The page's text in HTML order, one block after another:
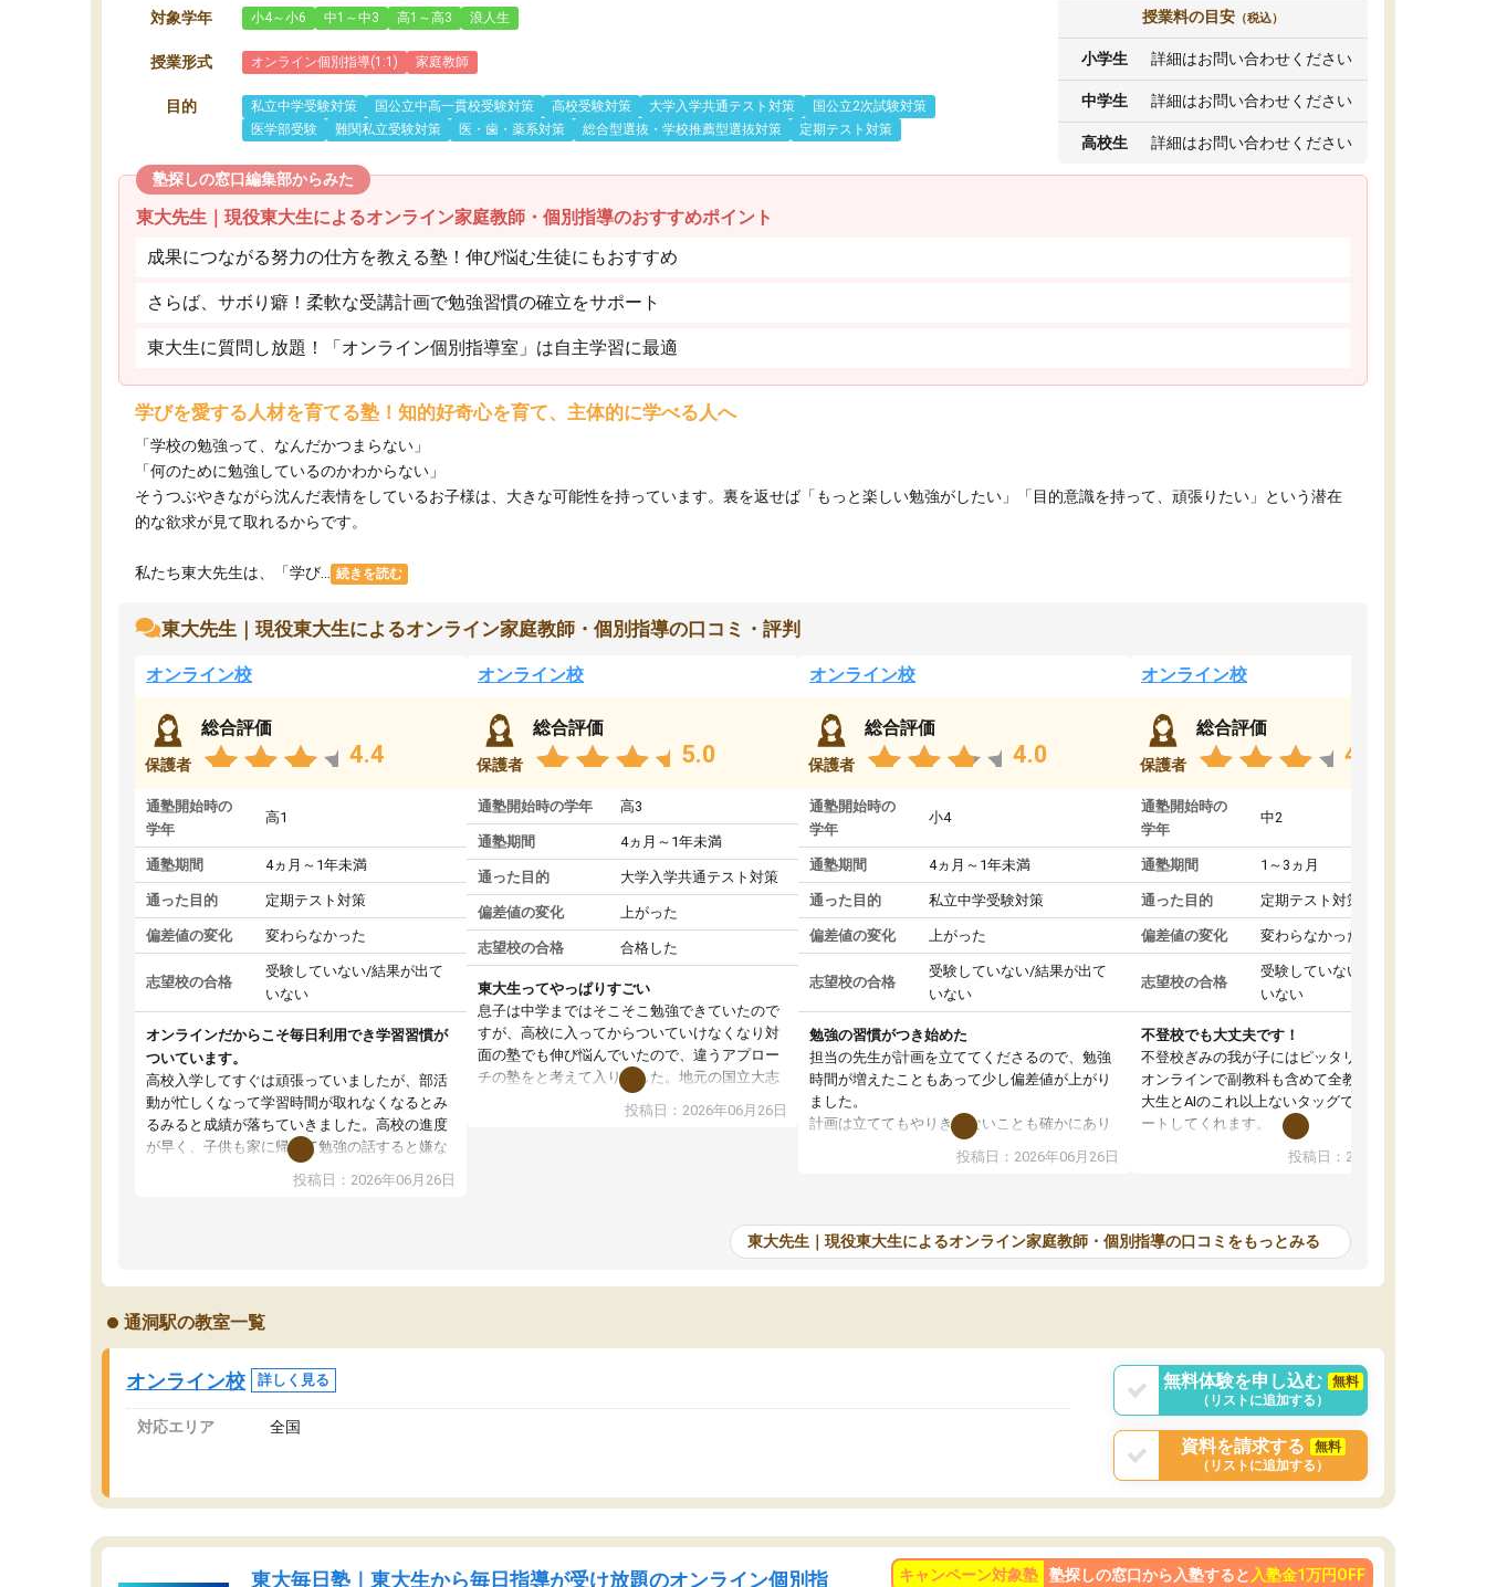
対象学年 小4～小6 中1～中3 高1～高3 浪人生
授業形式 オンライン個別指導(1:1) 家庭教師
目的 私立中学受験対策 国公立中高一貫校受験対策 高校受験対策 大学入学共通テスト対策
国公立2次試験対策
医学部受験
難関私立受験対策 医・歯・薬系対策 総合型選抜・学校推薦型選抜対策 定期テスト対策
授業料の目安 （税込）
小学生 詳細はお問い合わせください
中学生 詳細はお問い合わせください
高校生 詳細はお問い合わせください
塾探しの窓口編集部からみた
東大先生｜現役東大生によるオンライン家庭教師・個別指導のおすすめポイント
成果につながる努力の仕方を教える塾！伸び悩む生徒にもおすすめ
さらば、サボり癖！柔軟な受講計画で勉強習慣の確立をサポート
東大生に質問し放題！「オンライン個別指導室」は自主学習に最適
学びを愛する人材を育てる塾！知的好奇心を育て、主体的に学べる人へ
「学校の勉強って、なんだかつまらない」
「何のために勉強しているのかわからない」
そうつぶやきながら沈んだ表情をしているお子様は、大きな可能性を持っています。裏を返せば「もっと楽しい勉強がしたい」「目的意識を持って、頑張りたい」という潜在
的な欲求が見て取れるからです。
私たち東大先生は、「学び... 続きを読む
東大先生｜現役東大生によるオンライン家庭教師・個別指導の口コミ・評判
オンライン校
保護者
総合評価
4.4
通塾開始時の
学年
高1
通塾期間 4ヵ月～1年未満
通った目的 定期テスト対策
偏差値の変化 変わらなかった
志望校の合格
受験していない/結果が出て
いない
オンラインだからこそ毎日利用でき学習習慣が
ついています。
高校入学してすぐは頑張っていましたが、部活
動が忙しくなって学習時間が取れなくなるとみ
るみると成績が落ちていきました。高校の進度
が早く、子供も家に帰って勉強の話すると嫌な
反応を示します。東大先生にお願いしてからは
効率的な計画を先生が立ててくれるので、親と
投稿日：2026年06月26日
オンライン校
保護者
総合評価
5.0
通塾開始時の学年 高3
通塾期間 4ヵ月～1年未満
通った目的 大学入学共通テスト対策
偏差値の変化 上がった
志望校の合格 合格した
東大生ってやっぱりすごい
息子は中学まではそこそこ勉強できていたので
すが、高校に入ってからついていけなくなり対
面の塾でも伸び悩んでいたので、違うアプロー
チの塾をと考えて入りました。地元の国立大志
望で、当初は模試でD判定でしたので心配して
いたのですが、やはり東大生は受験勉強に詳し
投稿日：2026年06月26日
オンライン校
保護者
総合評価
4.0
通塾開始時の
学年
小4
通塾期間 4ヵ月～1年未満
通った目的 私立中学受験対策
偏差値の変化 上がった
志望校の合格
受験していない/結果が出て
いない
勉強の習慣がつき始めた
担当の先生が計画を立ててくださるので、勉強
時間が増えたこともあって少し偏差値が上がり
ました。
計画は立ててもやりきれないことも確かにあり
ますが、サボってしまう日は徐々に減ってき
て、成績が上がったことで本人もやる気になっ
投稿日：2026年06月26日
オンライン校
保護者
総合評価
4.4
通塾開始時の
学年
中2
通塾期間 1～3ヵ月
通った目的 定期テスト対策
偏差値の変化 変わらなかった
志望校の合格
受験していない/結果が出て
いない
不登校でも大丈夫です！
不登校ぎみの我が子にはピッタリの塾です。
オンラインで副教科も含めて全教科対応で、東
大生とAIのこれ以上ないタッグで、学習をサポ
ートしてくれます。
また、オンラインの自習室もまだ使えていませ
んが毎日利用でき（東大生が常駐していま
れるので、ちょっと教わるぐらいじゃ全然時間
が足りない！ みたいな方にピッタリです。
投稿日：2026年06月18日
東大先生｜現役東大生によるオンライン家庭教師・個別指導の口コミをもっとみる
通洞駅の教室一覧
オンライン校 詳しく見る
対応エリア 全国
無料体験を申し込む
無料
（リストに追加する）
資料を請求する
無料
（リストに追加する）
キャンペーン対象塾 塾探しの窓口から入塾すると 入塾金1万円OFF
東大毎日塾｜東大生から毎日指導が受け放題のオンライン個別指